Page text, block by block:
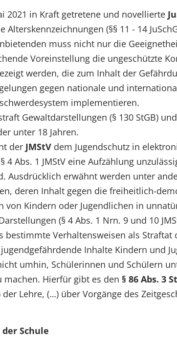
2021 in Kraft getretene und novellierte
Alterskennzeichnungen (§§ 11 - 14
muss nicht nur die
Voreinstellung die ungeschützte
werden, die zum Inhalt der
gegen nationale und
implementieren.
Gewaltdarstellungen (§ 130 StGB)
unter 18 Jahren.
der JMStV dem Jugendschutz in
4 Abs. 1 JMStV eine Aufzählung
Ausdrücklich erwähnt werden unter
deren Inhalt gegen die freiheitlich-
von Kindern oder Jugendlichen in
(§ 4 Abs. 1 Nrn. 9 und 10
bestimmte Verhaltensweisen als
Inhalte Kindern und
umhin, Schülerinnen und Schülern
machen. Hierfür gibt es den § 86 Abs. 3
der Lehre, (…) über Vorgänge des
Schule